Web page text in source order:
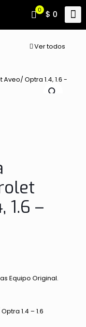
0 $ 0
Ver todos
1.6 –
Equipo Original.
1.4 – 1.6